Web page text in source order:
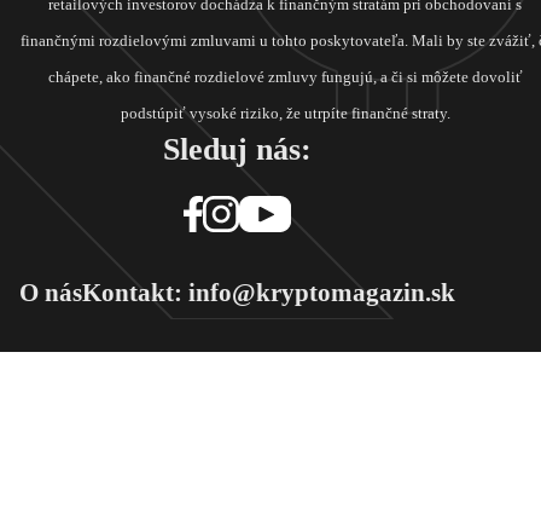
retailových investorov dochádza k finančným stratám pri obchodovaní s
finančnými rozdielovými zmluvami u tohto poskytovateľa. Mali by ste zvážiť,
chápete, ako finančné rozdielové zmluvy fungujú, a či si môžete dovoliť
podstúpiť vysoké riziko, že utrpíte finančné straty.
Sleduj nás:
O násKontakt: info@kryptomagazin.sk